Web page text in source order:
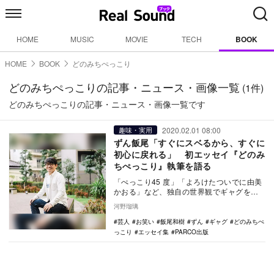
HOME MUSIC MOVIE TECH BOOK
HOME BOOK どのみちぺっこり
どのみちぺっこりの記事・ニュース・画像一覧 (1件)
どのみちぺっこりの記事・ニュース・画像一覧です
趣味・実用 2020.02.01 08:00
ずん飯尾「すぐにスベるから、すぐに
初心に戻れる」 初エッセイ『どのみ
ちぺっこり』執筆を語る
「ぺっこり45 度」「よろけたついでに由美
かおる」など、独自の世界観でギャグを繰
樹がエッセ…
河野瑠璃
芸人
お笑い 飯尾和樹 ずん ギャグ
どのみちぺ
っこり
エッセイ集 PARCO出版